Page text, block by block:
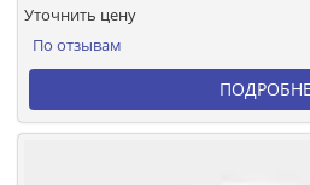
По отзывам
Уточнить цену